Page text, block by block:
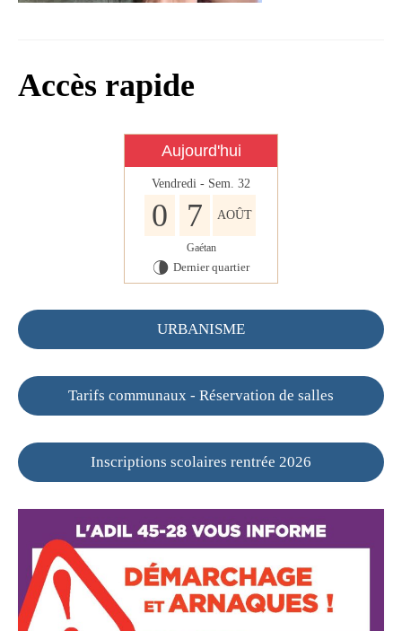
Accès rapide
Aujourd'hui
Vendredi - Sem. 32
0 7 AOÛT
Gaétan
U Dernier quartier
URBANISME
Tarifs communaux - Réservation de salles
Inscriptions scolaires rentrée 2026